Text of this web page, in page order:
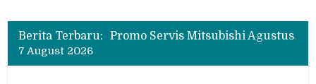
Berita Terbaru:
Bukan Cuma Layar 14,6 Inci, Ini Fitur Pintar Changan Nevo Q05 yang Dibanderol Rp309 Juta
Promo Servis Mitsubishi Agustus 2026, Ada Diskon ESP dan Bodi & Cat Kilau Merdeka
Bukan Cuma Layar 14,6 Inci, Ini Fitur Pintar Changan Nevo Q05 yang Dibanderol Rp309 Juta
7 August 2026